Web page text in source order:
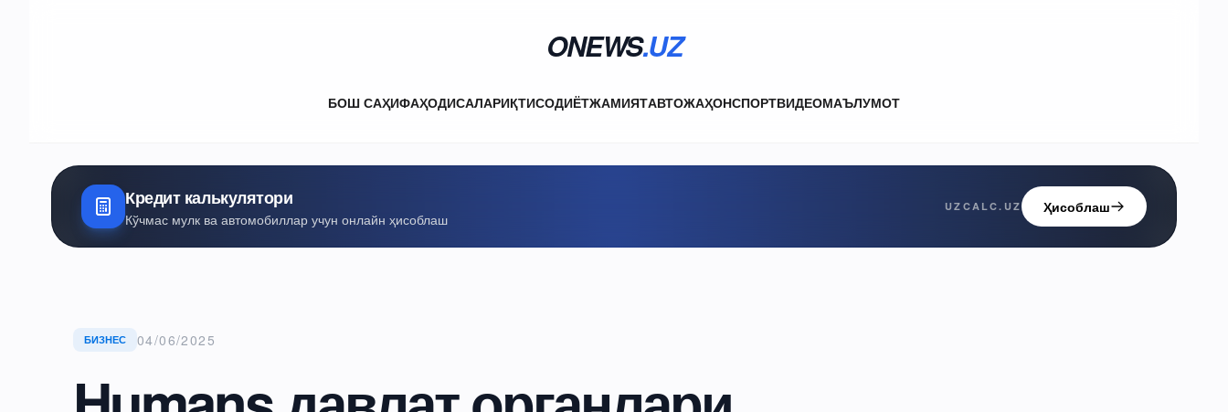
ONEWS.UZ
БОШ САҲИФАҲОДИСАЛАРИҚТИСОДИЁТЖАМИЯТАВТОЖАҲОНСПОРТВИДЕОМАЪЛУМОТ
Кредит калькулятори
Кўчмас мулк ва автомобиллар учун онлайн ҳисоблаш
UZCALC.UZ Ҳисоблаш
БИЗНЕС 04/06/2025